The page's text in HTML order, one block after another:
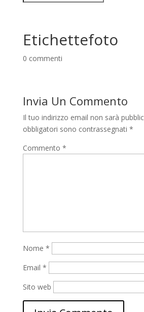
Etichettefoto
0 commenti
Invia Un Commento
Il tuo indirizzo email non sarà
obbligatori sono contrassegnati *
Commento *
Nome *
Email *
Sito web